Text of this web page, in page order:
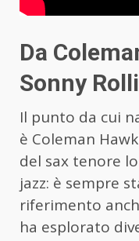
Da
Sonny
Il punto da cui
è Coleman
del sax tenore
jazz: è sempre
riferimento
ha esplorato